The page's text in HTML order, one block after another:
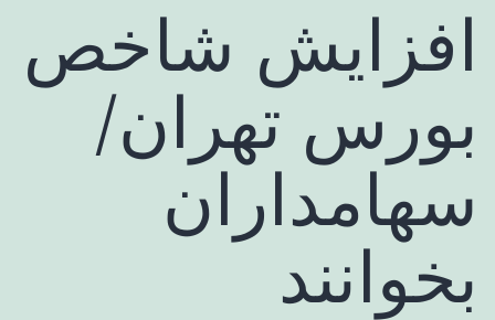
افزایش شاخص
بورس تهران/
سهامداران
بخوانند